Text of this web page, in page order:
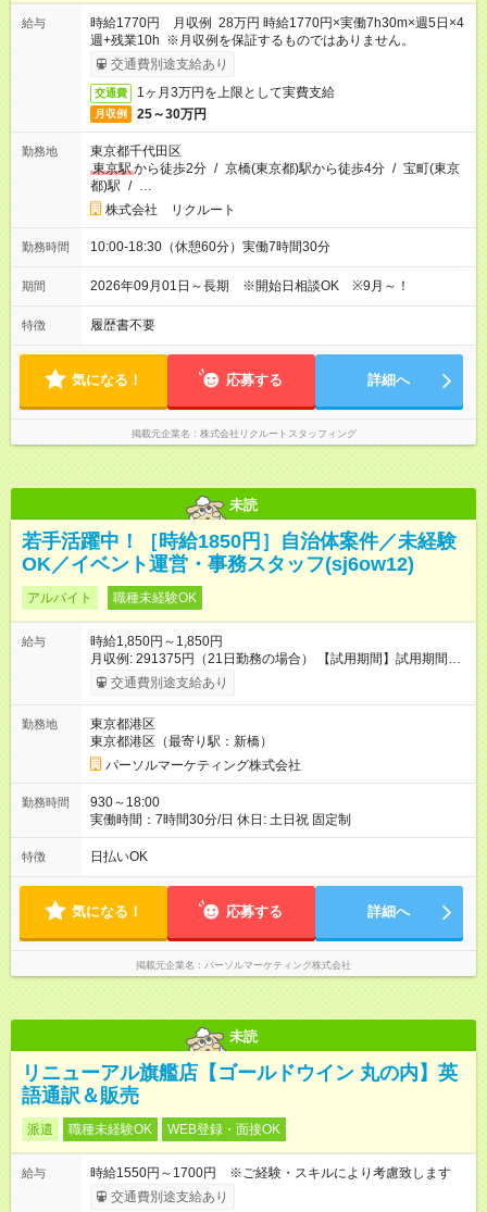
給与
時給1770円 月収例 28万円 時給1770円×実働7h30m×週5日×4
週+残業10h ※月収例を保証するものではありません。
交通費別途支給あり
交通費 1ヶ月3万円を上限として実費支給
月収例 25～30万円
勤務地
東京都千代田区
東京駅から徒歩2分 / 京橋(東京都)駅から徒歩4分 / 宝町(東京
都)駅 / …
株式会社 リクルート
勤務時間 10:00-18:30（休憩60分）実働7時間30分
期間 2026年09月01日～長期 ※開始日相談OK ※9月～！
特徴 履歴書不要
気になる！ 応募する 詳細へ
掲載元企業名 株式会社リクルートスタッフィング
未読
若手活躍中！［時給1850円］自治体案件／未経験
OK／イベント運営・事務スタッフ(sj6ow12)
アルバイト 職種未経験OK
給与
時給1,850円～1,850円
月収例: 291375円（21日勤務の場合） 【試用期間】試用期間な
し 交通費別途支給あり
勤務地
東京都港区
東京都港区（最寄り駅：新橋）
パーソルマーケティング株式会社
勤務時間
930～18:00
実働時間：7時間30分/日 休日: 土日祝 固定制
特徴 日払いOK
気になる！ 応募する 詳細へ
掲載元企業名 パーソルマーケティング株式会社
未読
リニューアル旗艦店【ゴールドウイン 丸の内】英
語通訳＆販売
派遣 職種未経験OK WEB登録・面接OK
給与
時給1550円～1700円 ※ご経験・スキルにより考慮致します
交通費別途支給あり